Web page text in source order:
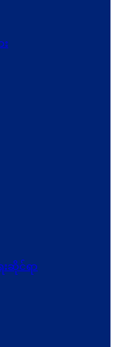
ဆိုင်ရာ